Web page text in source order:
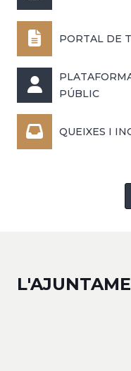
PORTAL DE
PÚBLIC
QUEIXES I